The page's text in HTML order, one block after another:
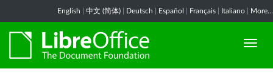
English 中文 (简体) Deutsch Español Français Italiano More...